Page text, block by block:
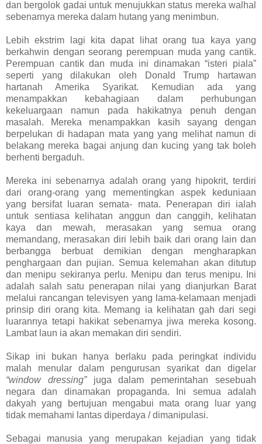
dan bergolok gadai untuk menujukkan status mereka walhal
sebenarnya mereka dalam hutang yang menimbun.
Lebih ekstrim lagi kita dapat lihat orang tua kaya yang
berkahwin dengan seorang perempuan muda yang cantik.
Perempuan cantik dan muda ini dinamakan “isteri piala”
seperti yang dilakukan oleh Donald Trump hartawan
hartanah Amerika Syarikat. Kemudian ada yang
menampakkan kebahagiaan dalam perhubungan
kekeluargaan namun pada hakikatnya penuh dengan
masalah. Mereka menampakkan kasih sayang dengan
berpelukan di hadapan mata yang yang melihat namun di
belakang mereka bagai anjung dan kucing yang tak boleh
berhenti bergaduh.
Mereka ini sebenarnya adalah orang yang hipokrit, terdiri
dari orang-orang yang mementingkan aspek keduniaan
yang bersifat luaran semata- mata. Penerapan diri ialah
untuk sentiasa kelihatan anggun dan canggih, kelihatan
kaya dan mewah, merasakan yang semua orang
memandang, merasakan diri lebih baik dari orang lain dan
berbangga berbuat demikian dengan mengharapkan
penghargaan dan pujian. Semua kelemahan akan ditutup
dan menipu sekiranya perlu. Menipu dan terus menipu. Ini
adalah salah satu penerapan nilai yang dianjurkan Barat
melalui rancangan televisyen yang lama-kelamaan menjadi
prinsip diri orang kita. Memang ia kelihatan gah dari segi
luarannya tetapi hakikat sebenarnya jiwa mereka kosong.
Lambat laun ia akan memakan diri sendiri.
Sikap ini bukan hanya berlaku pada peringkat individu
malah menular dalam pengurusan syarikat dan digelar
“window dressing”juga dalam pemerintahan sesebuah
negara dan dinamakan propaganda. Ini semua adalah
dakyah yang bertujuan mengabui mata orang luar yang
tidak memahami lantas diperdaya / dimanipulasi.
Sebagai manusia yang merupakan kejadian yang tidak